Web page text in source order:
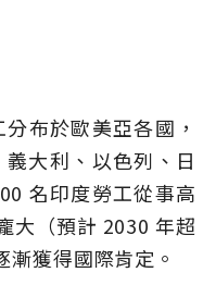
布於歐美亞各國，
大利、以色列、日
名印度勞工從事高
大（預計 2030 年超
獲得國際肯定。